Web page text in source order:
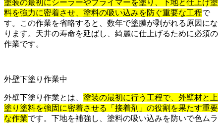
塗装の最初にシーラーやプライマーを塗り、下地と仕上げ塗
料を強力に密着させ、塗料の吸い込みを防ぐ重要な工程で
す。この作業を省略すると、数年で塗膜が剥がれる原因にな
ります。天井の寿命を延ばし、綺麗に仕上げるために必須の
作業です。
外壁下塗り作業中
外壁下塗り作業とは、 塗装の最初に行う工程で、外壁材と上
塗り塗料を強固に密着させる「接着剤」の役割を果たす重要
な作業です。下地を補強し、塗料の吸い込みを防いで色ムラ